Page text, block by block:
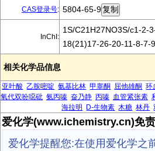
CAS登录号: 5804-65-9
InChI:
1S/C21H27NO3S/c1-2-
18(21)17-26-20-11-8-7-
相关化学品信息
亚叶酸 乙胺嘧啶 氨基比林 甲睾酮 屈他雄酮 环
氧代双吩噁砒 氨丙嗪 奋乃静 丙嗪 血管紧张素
海拉明
D-生物素 木糖 林丹
爱化学(www.ichemistry.cn)免责
爱化学提醒您:在使用爱化学之